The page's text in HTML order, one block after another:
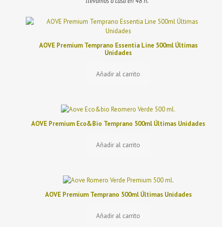
AOVE Premium Temprano Essentia Line 500ml Últimas
Unidades
Añadir al carrito
AOVE Premium Eco&Bio Temprano 500ml Últimas Unidades
Añadir al carrito
AOVE Premium Temprano 500ml Últimas Unidades
Añadir al carrito